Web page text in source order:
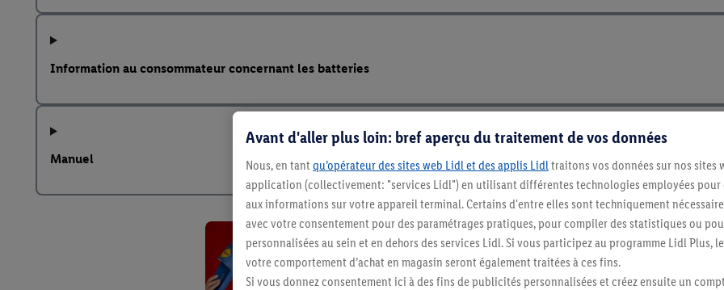
Information au consommateur concernant les batteries
Manuel
Restez au
Avant d'aller plus loin: bref aperçu du traitement de vos données
Nous, en tant qu’opérateur des sites web Lidl et des applis Lidl traitons vos données sur nos sites
application (collectivement: "services Lidl") en utilisant différentes technologies employées pour
aux informations sur votre appareil terminal. Certains d'entre elles sont techniquement
avec votre consentement pour des paramétrages pratiques, pour compiler des statistiques ou
personnalisées au sein et en dehors des services Lidl. Si vous participez au programme Lidl Plus,
votre comportement d’achat en magasin seront également traitées à ces fins.
Si vous donnez consentement ici à des fins de publicités personnalisées et créez ensuite un